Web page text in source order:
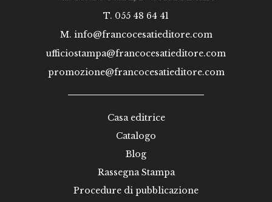
T. 055 48 64 41
M. info@francocesatieditore.com
ufficiostampa@francocesatieditore.com
promozione@francocesatieditore.com
Casa editrice
Catalogo
Blog
Rassegna Stampa
Procedure di pubblicazione